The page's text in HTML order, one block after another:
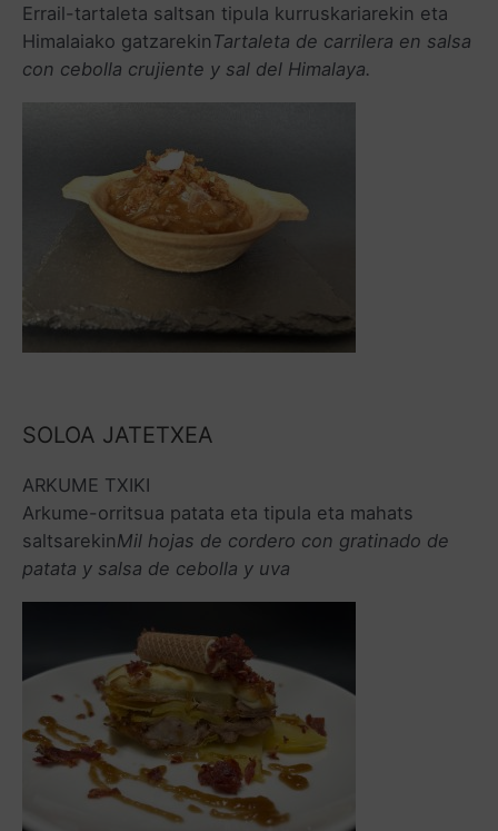
Errail-tartaleta saltsan tipula kurruskariarekin eta
Himalaiako gatzarekin Tartaleta de carrilera en salsa
con cebolla crujiente y sal del Himalaya.
SOLOA JATETXEA
ARKUME TXIKI
Arkume-orritsua patata eta tipula eta mahats
saltsarekinMil hojas de cordero con gratinado de
patata y salsa de cebolla y uva